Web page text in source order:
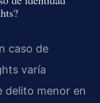
caso de
varía
delito menor en